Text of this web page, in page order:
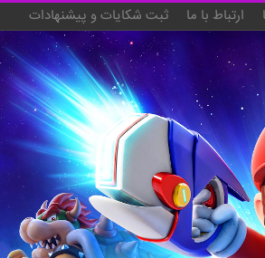
ارتباط با ما ثبت شکایات و پیشنهادات